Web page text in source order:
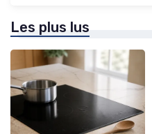
Les plus lus